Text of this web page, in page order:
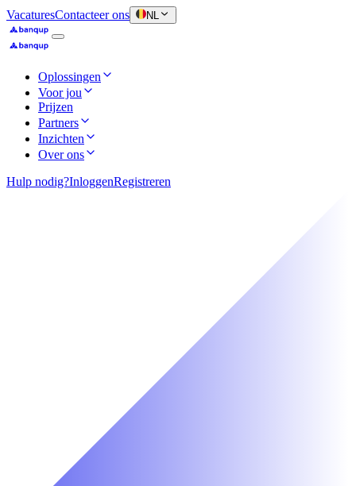
VacaturesContacteer ons NL
Oplossingen
Voor jou
Prijzen
Partners
Inzichten
Over ons
Hulp nodig?InloggenRegistreren